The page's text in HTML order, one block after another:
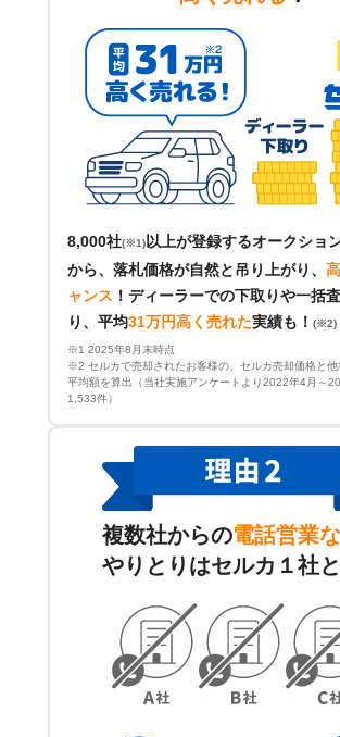
8,000社(※1) 以上が登録するオークショ
から、落札価格が自然と吊り上がり、
ャンス ！ ディーラーでの下取りや一括
り、平均31万円高く売れた実績も！ (※2)
※1 2025年8月末時点
※2 セルカで売却されたお客様の、セルカ売却価格と
平均額を算出（当社実施アンケートより2022年4月～
1,533件）
複数社からの電話営業
やりとりはセルカ１社